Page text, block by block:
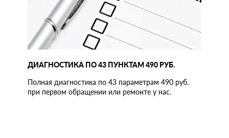
ДИАГНОСТИКА ПО 43 ПУНКТАМ 490 РУБ.
Полная диагностика по 43 параметрам 490 руб.
при первом обращении или ремонте у нас.